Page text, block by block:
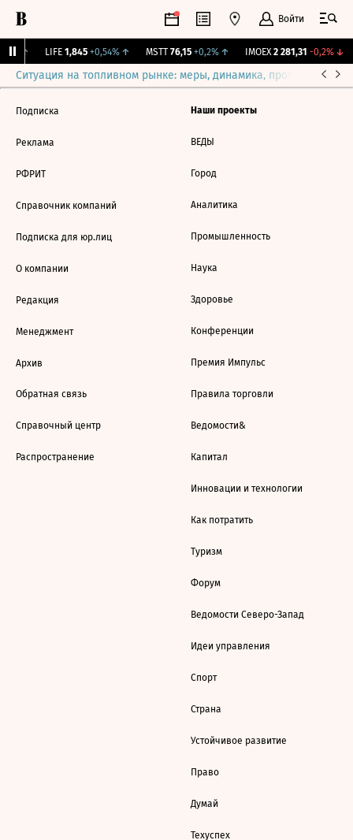
Войти
LIFE 1,845 +0,54%↑ MSTT 76,15 +0,2%↑ IMOEX 2 281,31 -0,2%↓
Ситуация на топливном рынке: меры, динамика, прогнозы
Подписка
Реклама
РФРИТ
Справочник компаний
Подписка для юр.лиц
О компании
Редакция
Менеджмент
Архив
Обратная связь
Справочный центр
Распространение
Наши проекты
ВЕДЫ
Город
Аналитика
Промышленность
Наука
Здоровье
Конференции
Премия Импульс
Правила торговли
Ведомости&
Капитал
Инновации и технологии
Как потратить
Туризм
Форум
Ведомости Северо-Запад
Идеи управления
Спорт
Страна
Устойчивое развитие
Право
Думай
Техуспех